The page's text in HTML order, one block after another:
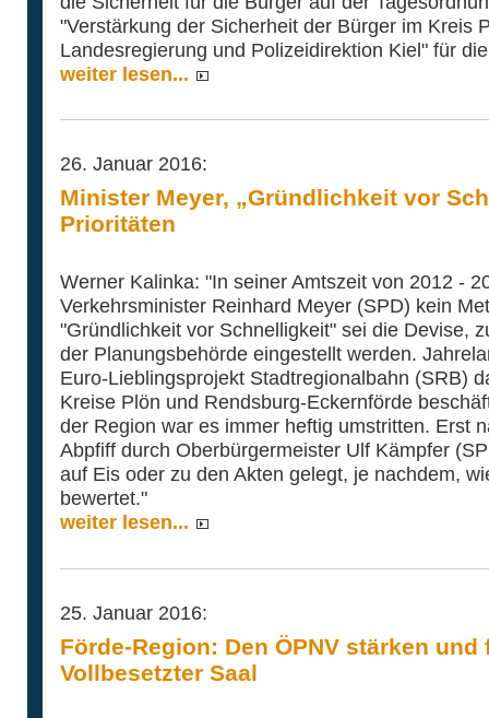
"Verstärkung der Sicherheit der Bürger im Kreis
Landesregierung und Polizeidirektion Kiel" für
weiter lesen...
26. Januar 2016:
Minister Meyer, „Gründlichkeit vor
Prioritäten
Werner Kalinka: "In seiner Amtszeit von 2012 -
Verkehrsminister Reinhard Meyer (SPD) kein
"Gründlichkeit vor Schnelligkeit" sei die Devise,
der Planungsbehörde eingestellt werden.
Euro-Lieblingsprojekt Stadtregionalbahn (SRB)
Kreise Plön und Rendsburg-Eckernförde
der Region war es immer heftig umstritten. Erst
Abpfiff durch Oberbürgermeister Ulf Kämpfer
auf Eis oder zu den Akten gelegt, je nachdem,
bewertet."
weiter lesen...
25. Januar 2016:
Förde-Region: Den ÖPNV stärken
Vollbesetzter Saal